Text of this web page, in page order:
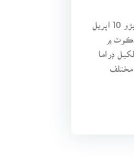
ناميارو ليکڪ، شاعر ۽ مصور، طارق عالم ابڙو 10 اپريل
۾
ڊراما
مختلف